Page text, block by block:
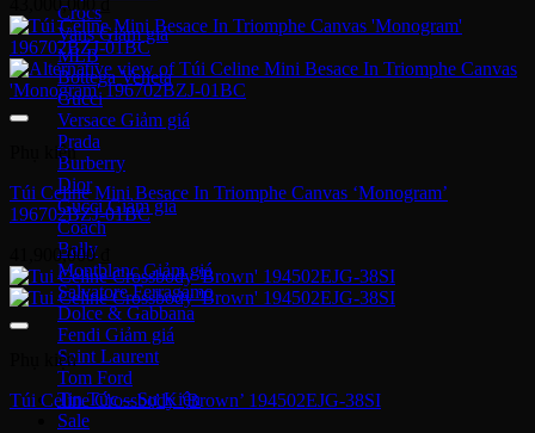
Crocs
Vans
MLB
Bottega Veneta
Gucci
Versace
Prada
Burberry
Dior
Gucci
Coach
Bally
Montblanc
Salvatore Ferragamo
Dolce & Gabbana
Fendi
Saint Laurent
Tom Ford
Tin Tức – Sự Kiện
Sale
Phụ kiện
Túi Celine Mini Besace In Triomphe Canvas ‘Monogram’
196702BZJ-01BC
41,900,000
Phụ kiện
Túi Celine Crossbody ‘Brown’ 194502EJG-38SI